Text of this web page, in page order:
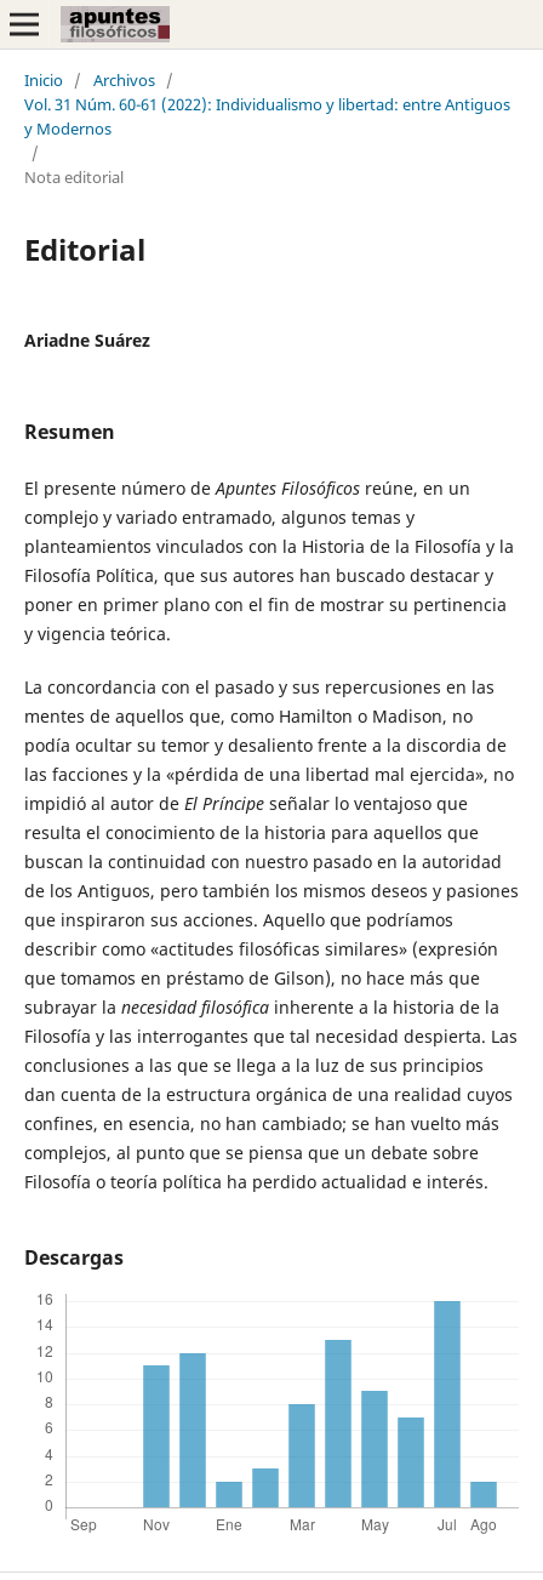
Inicio / Archivos /
Vol. 31 Núm. 60-61 (2022): Individualismo y libertad: entre Antiguos
y Modernos
/
Nota editorial
Editorial
Ariadne Suárez
Resumen
El presente número deApuntes Filosóficosreúne, en un
complejo y variado entramado, algunos temas y
planteamientos vinculados con la Historia de la Filosofía y la
Filosofía Política, que sus autores han buscado destacar y
poner en primer plano con el fin de mostrar su pertinencia
y vigencia teórica.
La concordancia con el pasado y sus repercusiones en las
mentes de aquellos que, como Hamilton o Madison, no
podía ocultar su temor y desaliento frente a la discordia de
las facciones y la «pérdida de una libertad mal ejercida», no
impidió al autor de El Príncipe señalar lo ventajoso que
resulta el conocimiento de la historia para aquellos que
buscan la continuidad con nuestro pasado en la autoridad
de los Antiguos, pero también los mismos deseos y pasiones
que inspiraron sus acciones. Aquello que podríamos
describir como «actitudes filosóficas similares» (expresión
que tomamos en préstamo de Gilson), no hace más que
subrayar la necesidad filosófica inherente a la historia de la
Filosofía y las interrogantes que tal necesidad despierta. Las
conclusiones a las que se llega a la luz de sus principios
dan cuenta de la estructura orgánica de una realidad cuyos
confines, en esencia, no han cambiado; se han vuelto más
complejos, al punto que se piensa que un debate sobre
Filosofía o teoría política ha perdido actualidad e interés.
Descargas